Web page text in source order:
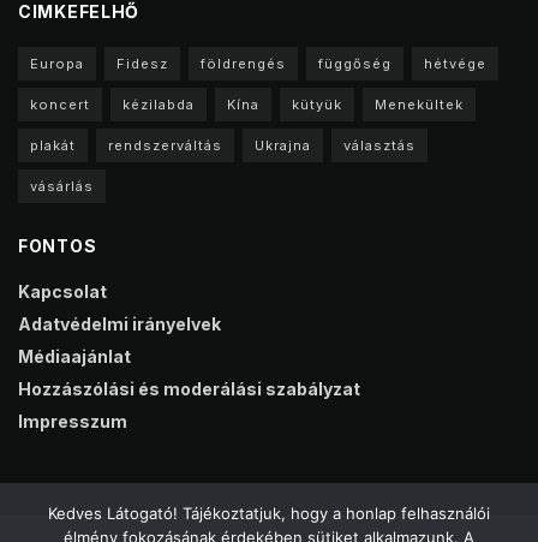
CIMKEFELHŐ
Europa Fidesz földrengés függőség hétvége
koncert kézilabda Kína kütyük Menekültek
plakát rendszerváltás Ukrajna választás
vásárlás
FONTOS
Kapcsolat
Adatvédelmi irányelvek
Médiaajánlat
Hozzászólási és moderálási szabályzat
Impresszum
Kedves Látogató! Tájékoztatjuk, hogy a honlap felhasználói
élmény fokozásának érdekében sütiket alkalmazunk. A